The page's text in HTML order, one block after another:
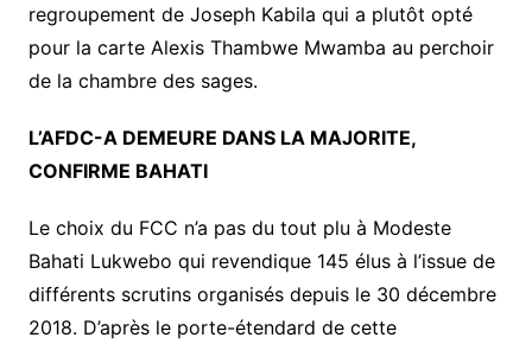
regroupement de Joseph Kabila qui a plutôt opté
pour la carte Alexis Thambwe Mwamba au perchoir
de la chambre des sages.
L’AFDC-A DEMEURE DANS LA MAJORITE,
CONFIRME BAHATI
Le choix du FCC n’a pas du tout plu à Modeste
Bahati Lukwebo qui revendique 145 élus à l’issue de
différents scrutins organisés depuis le 30 décembre
2018. D’après le porte-étendard de cette